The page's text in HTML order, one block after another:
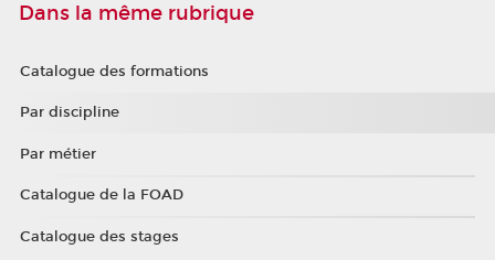
Dans la même rubrique
Catalogue des formations
Par discipline
Par métier
Catalogue de la FOAD
Catalogue des stages